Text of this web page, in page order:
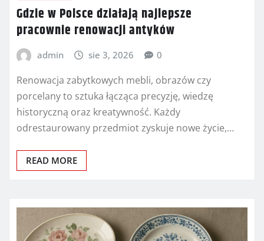
Gdzie w Polsce działają najlepsze
pracownie renowacji antyków
admin sie 3, 2026 0
Renowacja zabytkowych mebli, obrazów czy
porcelany to sztuka łącząca precyzję, wiedzę
historyczną oraz kreatywność. Każdy
odrestaurowany przedmiot zyskuje nowe życie,…
READ MORE